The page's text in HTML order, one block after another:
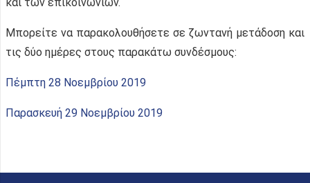
Μπορείτε να παρακολουθήσετε σε ζωντανή μετάδοση και
τις δύο ημέρες στους παρακάτω συνδέσμους:
Πέμπτη 28 Νοεμβρίου 2019
Παρασκευή 29 Νοεμβρίου 2019